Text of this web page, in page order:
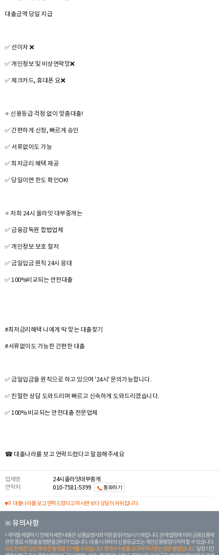
대출금액 당일 지급
✅ ​선이자 ❌
✅ ​개인정보 및 비상연락망❌
✅​ 체크카드, 휴대폰 요❌
⭐ 신용등급 걱정 없이 맞춤대출!
✅ ​간편하게 신청, 빠르게 승인
✅ 서류없이도 가능
✅ 최저금리 혜택 제공
✅ 당일이면 한도 확인OK!
⭐ 저희 24시 올라잇 대부중개는
✅ 금융감독원 합법업체
✅ 개인정보 보호 철저
✅ 금일입금 원칙 24시 응대
✅ 100%비교되는 안전대출
#최저금리혜택 나에게 딱 맞는 대출찾기
#서류없이도 가능한 간편한 대출
✅ 금일입금을 원칙으로 하고 있으며 '24시' 문의가능합니다.
✅ 친절한 상담 도와드리며 빠르고 신속하게 도와드리겠습니다.
✅ 100% 비교되는 안전대출 전문업체
☎ 대출나라를 보고 연락드렸다고 말씀해주세요
업체명
24시올라잇대부중개
연락처
010-7581-5399 통화하기
대출나라를 보고 연락드렸다고 하시면 보다 상담이 쉬워집니다.
※ 유의사항
계약을 체결하기 전에 자세한 내용은 상품설명서와 약관을 읽어보시기 바랍니다. 관계 법령에 따라 금융상품에
관한 중요 사항을 설명받을 권리가 있습니다. 대 출 시 귀하의 신용등급 또는 개인신용평점이 하락할 수 있습니다.
과도한 빚은 당신 에게 큰 불행을 안겨줄 수 있습니다. 중개수수료를 요구하거나 받는 것은 불법입니다. 일정 기간